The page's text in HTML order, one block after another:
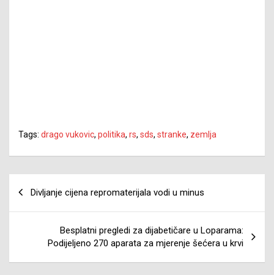
Tags: drago vukovic, politika, rs, sds, stranke, zemlja
članaka
Divljanje cijena repromaterijala vodi u minus
Besplatni pregledi za dijabetičare u Loparama:
Podijeljeno 270 aparata za mjerenje šećera u krvi